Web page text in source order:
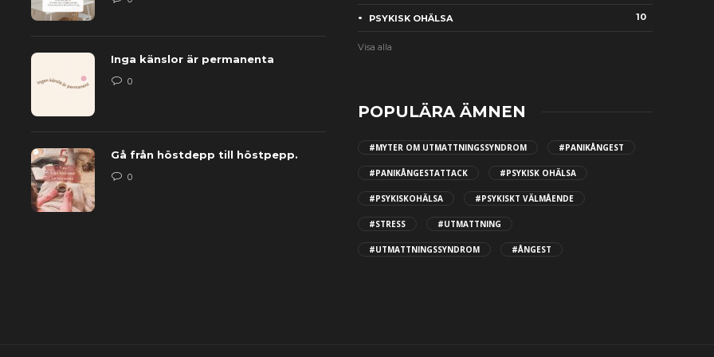
Inga känslor är permanenta
0
Gå från höstdepp till höstpepp.
0
PSYKISK OHÄLSA 10
Visa alla
POPULÄRA ÄMNEN
#MYTER OM UTMATTNINGSSYNDROM #PANIKÅNGEST
#PANIKÅNGESTATTACK #PSYKISK OHÄLSA
#PSYKISKOHÄLSA #PSYKISKT VÄLMÅENDE
#STRESS #UTMATTNING
#UTMATTNINGSSYNDROM #ÅNGEST